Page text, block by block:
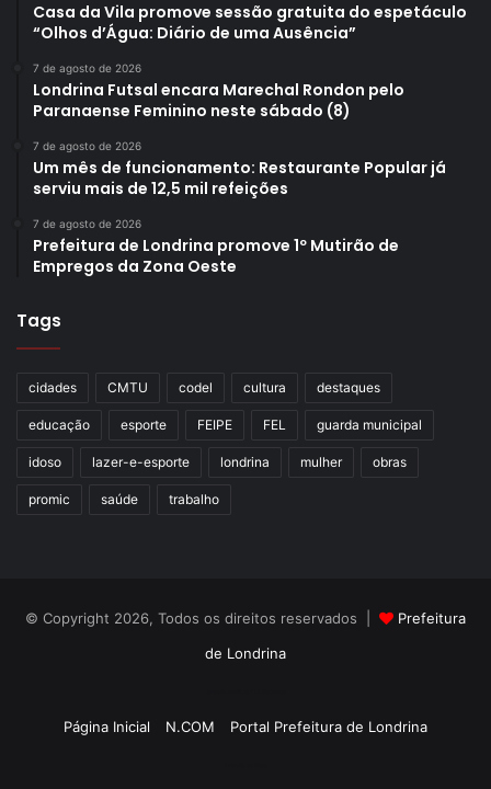
Casa da Vila promove sessão gratuita do espetáculo
“Olhos d’Água: Diário de uma Ausência”
7 de agosto de 2026
Londrina Futsal encara Marechal Rondon pelo
Paranaense Feminino neste sábado (8)
7 de agosto de 2026
Um mês de funcionamento: Restaurante Popular já
serviu mais de 12,5 mil refeições
7 de agosto de 2026
Prefeitura de Londrina promove 1º Mutirão de
Empregos da Zona Oeste
Tags
cidades CMTU codel cultura destaques
educação esporte FEIPE FEL guarda municipal
idoso lazer-e-esporte londrina mulher obras
promic saúde trabalho
© Copyright 2026, Todos os direitos reservados |
Prefeitura
de Londrina
Página Inicial N.COM Portal Prefeitura de Londrina